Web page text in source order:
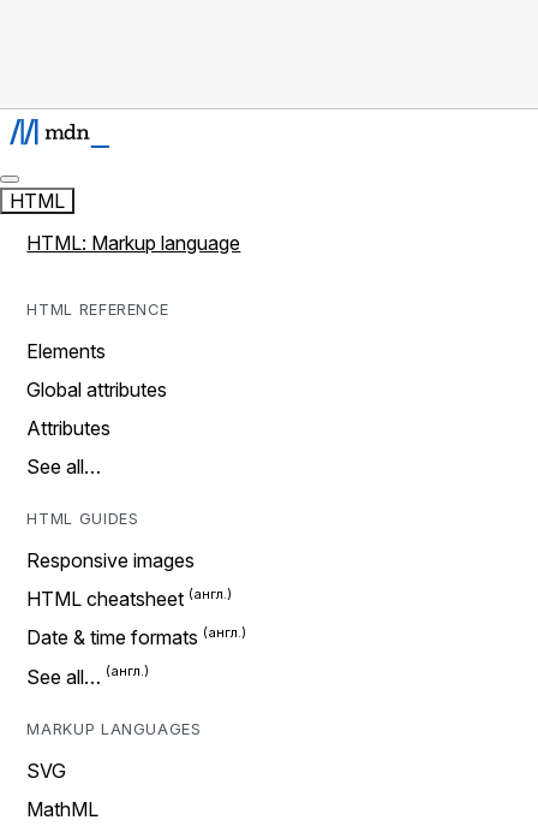
HTML
HTML: Markup language
HTML REFERENCE
Elements
Global attributes
Attributes
See all…
HTML GUIDES
Responsive images
HTML cheatsheet
Date & time formats
See all…
MARKUP LANGUAGES
SVG
MathML